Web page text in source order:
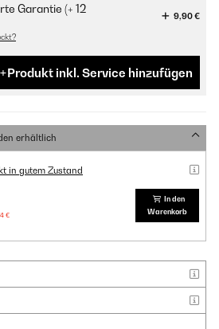
Garantie (+ 12
9,90 €
Produkt inkl. Service hinzufügen
erhältlich
in gutem Zustand
€
In den
Warenkorb